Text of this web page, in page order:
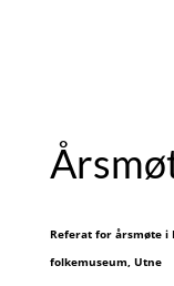
Referat for årsmøte i
folkemuseum, Utne